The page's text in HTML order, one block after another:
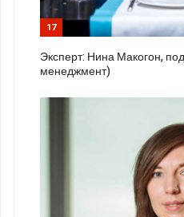
17
Эксперт: Нина Макогон,
менеджмент)